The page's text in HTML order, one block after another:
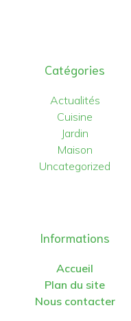
Catégories
Actualités
Cuisine
Jardin
Maison
Uncategorized
Informations
Accueil
Plan du site
Nous contacter